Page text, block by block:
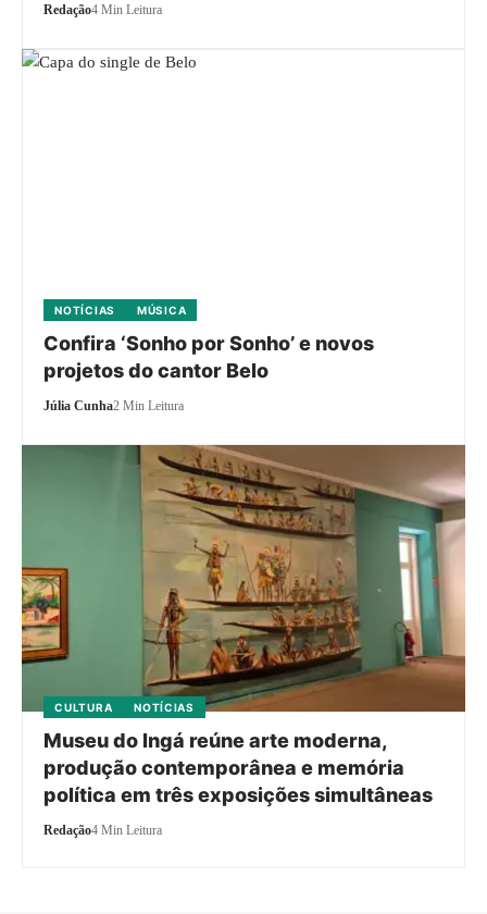
Redação4 Min Leitura
NOTÍCIAS MÚSICA
Confira ‘Sonho por Sonho’ e novos
projetos do cantor Belo
Júlia Cunha2 Min Leitura
CULTURA NOTÍCIAS
Museu do Ingá reúne arte moderna,
produção contemporânea e memória
política em três exposições simultâneas
Redação4 Min Leitura